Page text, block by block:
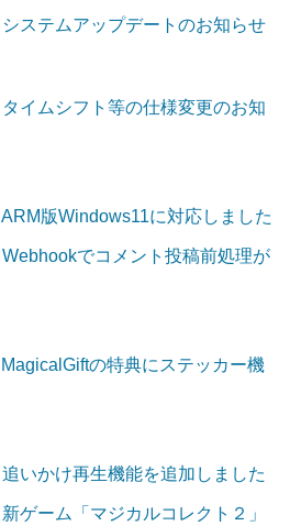
システムアップデートのお知らせ
タイムシフト等の仕様変更のお知
ARM版Windows11に対応しました
Webhookでコメント投稿前処理が
MagicalGiftの特典にステッカー機
追いかけ再生機能を追加しました
新ゲーム「マジカルコレクト２」